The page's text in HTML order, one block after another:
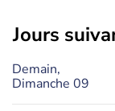
jours
Demain,
Dimanche 09